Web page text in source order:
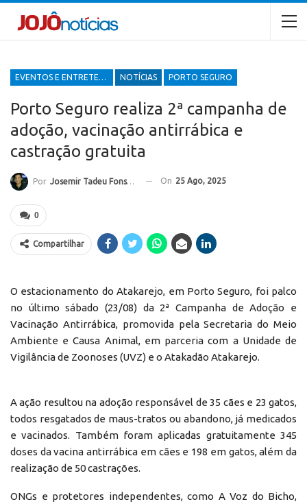
EVENTOS E ENTRETENIMENTOS NOTÍCIAS PORTO SEGURO
Porto Seguro realiza 2ª campanha de
adoção, vacinação antirrábica e
castração gratuita
Por Josemir Tadeu Fonseca On 25 Ago, 2025
0
Compartilhar
O estacionamento do Atakarejo, em Porto Seguro, foi palco
no último sábado (23/08) da 2ª Campanha de Adoção e
Vacinação Antirrábica, promovida pela Secretaria do Meio
Ambiente e Causa Animal, em parceria com a Unidade de
Vigilância de Zoonoses (UVZ) e o Atakadão Atakarejo.
A ação resultou na adoção responsável de 35 cães e 23 gatos,
todos resgatados de maus-tratos ou abandono, já medicados
e vacinados. Também foram aplicadas gratuitamente 345
doses da vacina antirrábica em cães e 198 em gatos, além da
realização de 50 castrações.
ONGs e protetores independentes, como A Voz do Bicho,